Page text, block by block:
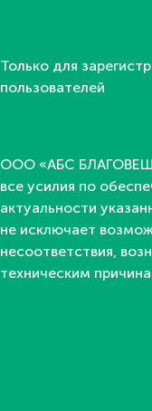
Только для
пользователей
OOO «АБС
все усилия по
актуальности
не исключает
несоответствия,
техническим